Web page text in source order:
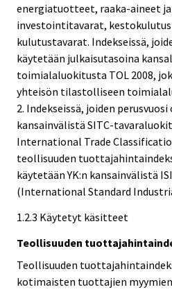
energiatuotteet, raaka-aineet
investointitavarat,
kulutustavarat. Indekseissä,
käytetään julkaisutasoina
toimialaluokitusta TOL 2008,
yhteisön tilastolliseen
2. Indekseissä, joiden
kansainvälistä SITC-
International Trade
teollisuuden
käytetään YK:n kansainvälistä
(International Standard
1.2.3 Käytetyt käsitteet
Teollisuuden
Teollisuuden
kotimaisten tuottajien